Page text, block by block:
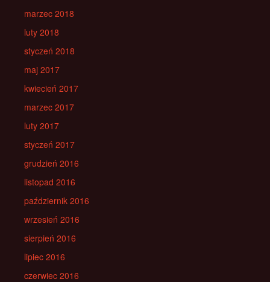
marzec 2018
luty 2018
styczeń 2018
maj 2017
kwiecień 2017
marzec 2017
luty 2017
styczeń 2017
grudzień 2016
listopad 2016
październik 2016
wrzesień 2016
sierpień 2016
lipiec 2016
czerwiec 2016